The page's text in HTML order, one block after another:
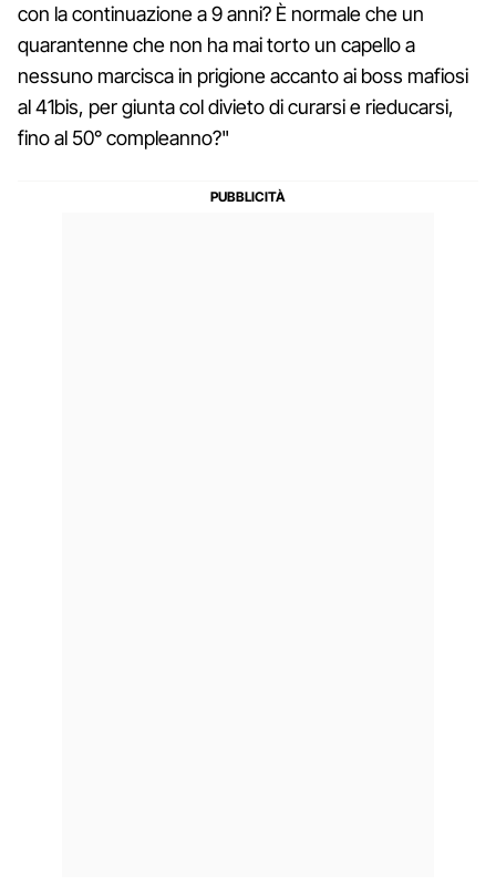
con la continuazione a 9 anni? È normale che un
quarantenne che non ha mai torto un capello a
nessuno marcisca in prigione accanto ai boss mafiosi
al 41bis, per giunta col divieto di curarsi e rieducarsi,
fino al 50° compleanno?"